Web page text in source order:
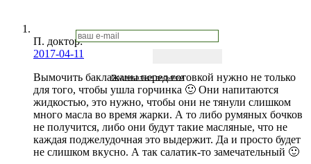
Подписаться письмом
П. доктор:
2017-04-11
Вымочить баклажаны перед готовкой нужно не только
для того, чтобы ушла горчинка 🙂 Они напитаются
жидкостью, это нужно, чтобы они не тянули слишком
много масла во время жарки. А то либо румяных бочков
не получится, либо они будут такие масляные, что не
каждая поджелудочная это выдержит. Да и просто будет
не слишком вкусно. А так салатик-то замечательный 🙂